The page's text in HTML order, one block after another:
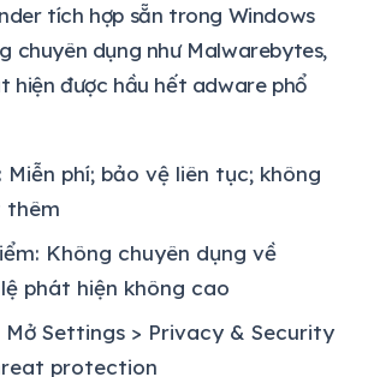
tích hợp sẵn trong Windows
chuyên dụng như Malwarebytes,
hiện được hầu hết adware phổ
Miễn phí; bảo vệ liên tục; không
thêm
Không chuyên dụng về
phát hiện không cao
Mở Settings > Privacy & Security
protection